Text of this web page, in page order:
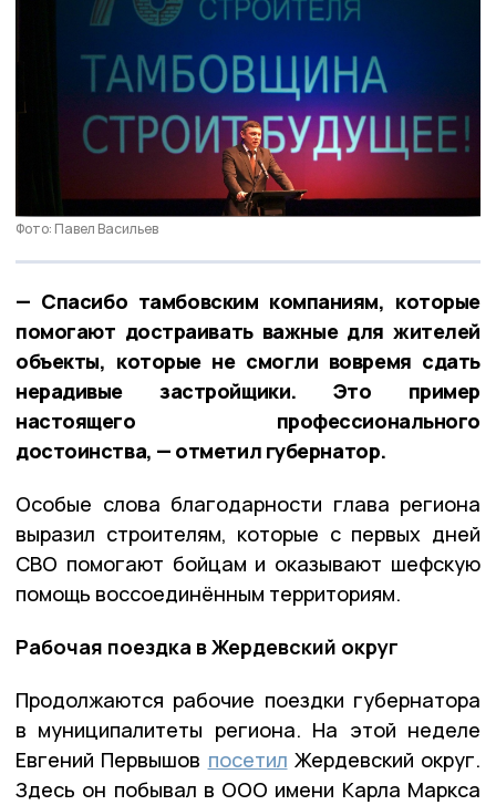
Фото: Павел Васильев
— Спасибо тамбовским компаниям, которые
помогают достраивать важные для жителей
объекты, которые не смогли вовремя сдать
нерадивые застройщики. Это пример
настоящего профессионального
достоинства, — отметил губернатор.
Особые слова благодарности глава региона
выразил строителям, которые с первых дней
СВО помогают бойцам и оказывают шефскую
помощь воссоединённым территориям.
Рабочая поездка в Жердевский округ
Продолжаются рабочие поездки губернатора
в муниципалитеты региона. На этой неделе
Евгений Первышов посетил Жердевский округ.
Здесь он побывал в ООО имени Карла Маркса